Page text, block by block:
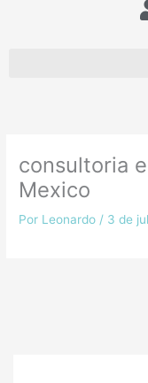
consultoria
Mexico
Por Leonardo / 3 de